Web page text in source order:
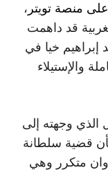
منصة تويتر ،
قد داهمت
خيا في
والإستيلاء
الذي وجهته إلى
بتاريخ 5 يونيو 2021 بشأن قضية سلطانة
متكرر وهي